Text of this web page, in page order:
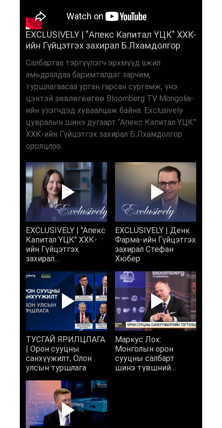
EXCLUSIVELY | "Апекс Капитал ҮЦК" ХХК-
ийн Гүйцэтгэх захирал Б.Лхамдолгор
Салбартаа тэргүүлэгч эрхмүүд ажил
амьдралдаа баримталдаг зарчим,
туршлагаасаа урган гарсан сургамж, үнэ
цэнтэй зөвлөгөөгөө Bloomberg TV Mongolia-
ийн үзэгчдэд хуваалцаж байна. Exclusively
цувралын шинэ дугаарт “Апекс Капитал ҮЦК”
ХХК-ийн Гүйцэтгэх захирал Б.Лхамдолгор
оролцлоо.
EXCLUSIVELY | "Апекс
Капитал ҮЦК" ХХК-
ийн Гүйцэтгэх
захирал
EXCLUSIVELY | Денк
Фарма-ийн Гүйцэтгэх
захирал Стефан
Хюбер
ТУСГАЙ ЯРИЛЦЛАГА
| Орон сууцны
санхүүжилт, Олон
улсын туршлага
Маркус Лох:
Монголын орон
сууцны салбарт
шинэ түвшний